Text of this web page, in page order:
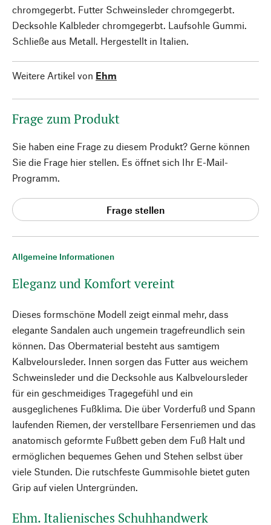
Allgemeine Informationen
Eleganz und Komfort vereint
Dieses formschöne Modell zeigt einmal mehr, dass
elegante Sandalen auch ungemein tragefreundlich sein
können. Das Obermaterial besteht aus samtigem
Kalbveloursleder. Innen sorgen das Futter aus weichem
Schweinsleder und die Decksohle aus Kalbveloursleder
für ein geschmeidiges Tragegefühl und ein
ausgeglichenes Fußklima. Die über Vorderfuß und Spann
laufenden Riemen, der verstellbare Fersenriemen und das
anatomisch geformte Fußbett geben dem Fuß Halt und
ermöglichen bequemes Gehen und Stehen selbst über
viele Stunden. Die rutschfeste Gummisohle bietet guten
Grip auf vielen Untergründen.
Ehm. Italienisches Schuhhandwerk
chromgegerbt. Futter Schweinsleder chromgegerbt.
Decksohle Kalbleder chromgegerbt. Laufsohle Gummi.
Schließe aus Metall. Hergestellt in Italien.
Weitere Artikel von Ehm
Frage zum Produkt
Sie haben eine Frage zu diesem Produkt? Gerne können
Sie die Frage hier stellen. Es öffnet sich Ihr E-Mail-
Programm.
Frage stellen